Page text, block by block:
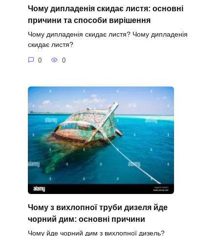
Чому дипладенія скидає листя: основні
причини та способи вирішення
Чому дипладенія скидає листя? Чому дипладенія
скидає листя?
0 0
Чому з вихлопної труби дизеля йде
чорний дим: основні причини
Чому йде чорний дим з вихлопної дизель?